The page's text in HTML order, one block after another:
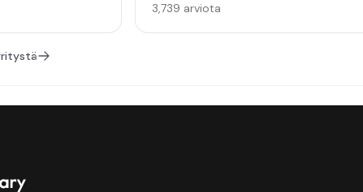
3,739 arviota